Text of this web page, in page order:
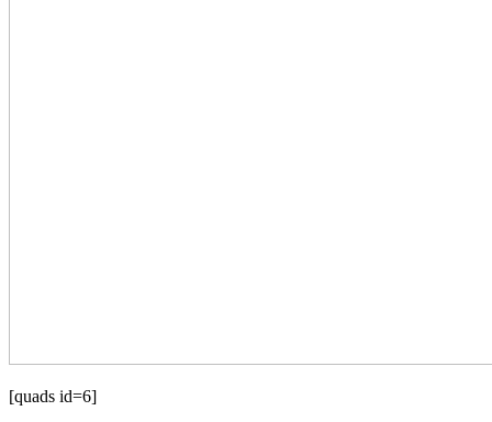
[quads id=6]